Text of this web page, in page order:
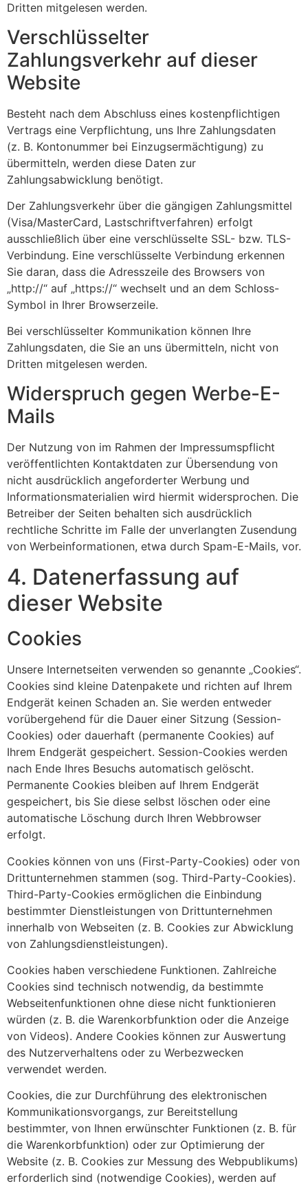
Dritten mitgelesen werden.
Verschlüsselter
Zahlungsverkehr auf dieser
Website
Besteht nach dem Abschluss eines kostenpflichtigen
Vertrags eine Verpflichtung, uns Ihre Zahlungsdaten
(z. B. Kontonummer bei Einzugsermächtigung) zu
übermitteln, werden diese Daten zur
Zahlungsabwicklung benötigt.
Der Zahlungsverkehr über die gängigen Zahlungsmittel
(Visa/MasterCard, Lastschriftverfahren) erfolgt
ausschließlich über eine verschlüsselte SSL- bzw. TLS-
Verbindung. Eine verschlüsselte Verbindung erkennen
Sie daran, dass die Adresszeile des Browsers von
„http://“ auf „https://“ wechselt und an dem Schloss-
Symbol in Ihrer Browserzeile.
Bei verschlüsselter Kommunikation können Ihre
Zahlungsdaten, die Sie an uns übermitteln, nicht von
Dritten mitgelesen werden.
Widerspruch gegen Werbe-E-
Mails
Der Nutzung von im Rahmen der Impressumspflicht
veröffentlichten Kontaktdaten zur Übersendung von
nicht ausdrücklich angeforderter Werbung und
Informationsmaterialien wird hiermit widersprochen. Die
Betreiber der Seiten behalten sich ausdrücklich
rechtliche Schritte im Falle der unverlangten Zusendung
von Werbeinformationen, etwa durch Spam-E-Mails, vor.
4. Datenerfassung auf
dieser Website
Cookies
Unsere Internetseiten verwenden so genannte „Cookies“.
Cookies sind kleine Datenpakete und richten auf Ihrem
Endgerät keinen Schaden an. Sie werden entweder
vorübergehend für die Dauer einer Sitzung (Session-
Cookies) oder dauerhaft (permanente Cookies) auf
Ihrem Endgerät gespeichert. Session-Cookies werden
nach Ende Ihres Besuchs automatisch gelöscht.
Permanente Cookies bleiben auf Ihrem Endgerät
gespeichert, bis Sie diese selbst löschen oder eine
automatische Löschung durch Ihren Webbrowser
erfolgt.
Cookies können von uns (First-Party-Cookies) oder von
Drittunternehmen stammen (sog. Third-Party-Cookies).
Third-Party-Cookies ermöglichen die Einbindung
bestimmter Dienstleistungen von Drittunternehmen
innerhalb von Webseiten (z. B. Cookies zur Abwicklung
von Zahlungsdienstleistungen).
Cookies haben verschiedene Funktionen. Zahlreiche
Cookies sind technisch notwendig, da bestimmte
Webseitenfunktionen ohne diese nicht funktionieren
würden (z. B. die Warenkorbfunktion oder die Anzeige
von Videos). Andere Cookies können zur Auswertung
des Nutzerverhaltens oder zu Werbezwecken
verwendet werden.
Cookies, die zur Durchführung des elektronischen
Kommunikationsvorgangs, zur Bereitstellung
bestimmter, von Ihnen erwünschter Funktionen (z. B. für
die Warenkorbfunktion) oder zur Optimierung der
Website (z. B. Cookies zur Messung des Webpublikums)
erforderlich sind (notwendige Cookies), werden auf